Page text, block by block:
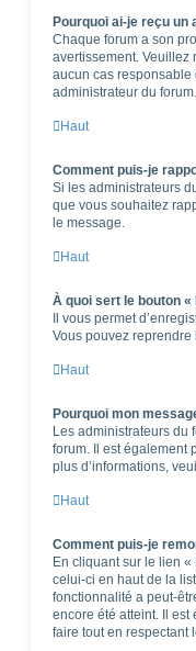
Pourquoi ai-je reçu un
Chaque forum a son
avertissement. Veuillez
aucun cas responsable
administrateur du forum.
Haut
Comment puis-je
Si les administrateurs
que vous souhaitez
le message.
Haut
À quoi sert le bouton
Il vous permet
Vous pouvez
Haut
Pourquoi mon
Les administrateurs du
forum. Il est également
plus d’informations,
Haut
Comment puis-je
En cliquant sur le lien
celui-ci en haut de la
fonctionnalité a peut-
encore été atteint. Il
faire tout en respectant